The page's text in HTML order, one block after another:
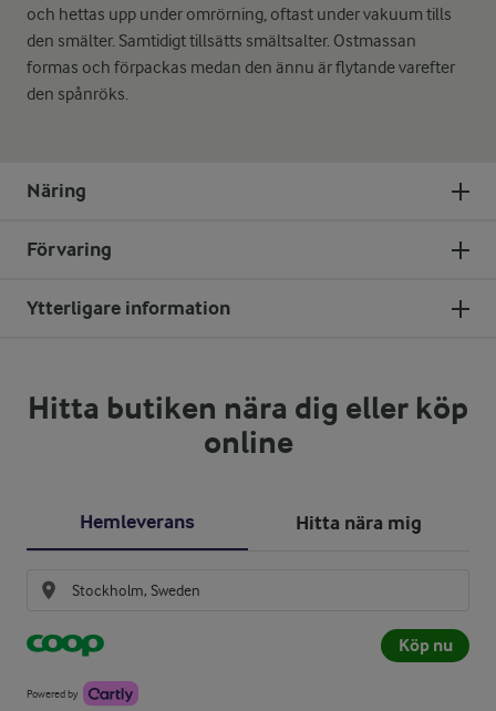
och hettas upp under omrörning, oftast under vakuum tills
den smälter. Samtidigt tillsätts smältsalter. Ostmassan
formas och förpackas medan den ännu är flytande varefter
den spånröks.
Näring
Förvaring
Ytterligare information
Hitta butiken nära dig eller köp
online
Hemleverans Hitta nära mig
Köp nu
Powered by